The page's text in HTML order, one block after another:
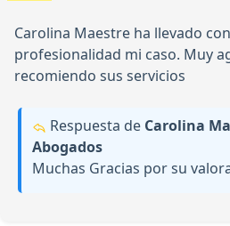
Carolina Maestre ha llevado
profesionalidad mi caso. Muy
recomiendo sus servicios
Respuesta de Carolina
Abogados
Muchas Gracias por su